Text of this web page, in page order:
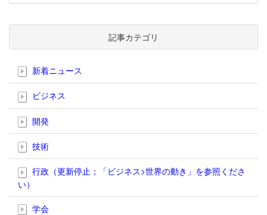
記事カテゴリ
新着ニュース
ビジネス
開発
技術
行政（更新停止；「ビジネス>世界の動き」を参照くださ
い）
学会